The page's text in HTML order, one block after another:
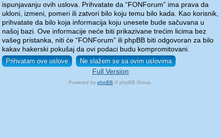
ispunjavanju ovih uslova. Prihvatate da “FONForum” ima prava da
ukloni, izmeni, pomeri ili zatvori bilo koju temu bilo kada. Kao korisnik,
prihvatate da bilo koja informacija koju unesete bude sačuvana u
našoj bazi. Ove informacije neće biti prikazivane trećim licima bez
vašeg pristanka, niti će “FONForum” ili phpBB biti odgovoran za bilo
kakav hakerski pokušaj da ovi podaci budu kompromitovani.
Full Version
Powered by phpBB © phpBB Group.